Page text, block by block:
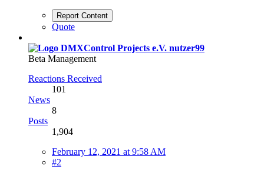
Report Content
Quote
nutzer99
Beta Management
Reactions Received
101
News
8
Posts
1,904
February 12, 2021 at 9:58 AM
#2